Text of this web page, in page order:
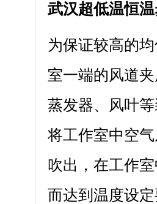
武汉超低温恒
为保证较高的均
室一端的风道夹层
蒸发器、风叶
将工作室中空气
吹出，在工作
而达到温度设定要